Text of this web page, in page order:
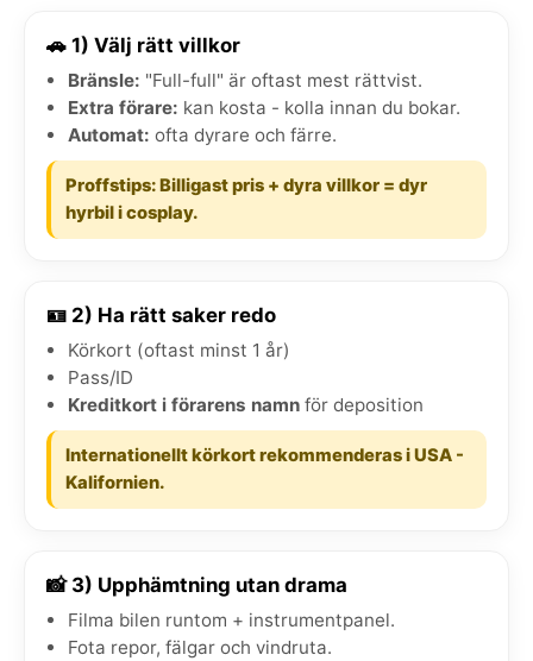
🚗 1) Välj rätt villkor
Bränsle: "Full-full" är oftast mest rättvist.
Extra förare: kan kosta - kolla innan du bokar.
Automat: ofta dyrare och färre.
Proffstips: Billigast pris + dyra villkor = dyr
hyrbil i cosplay.
🪪 2) Ha rätt saker redo
Körkort (oftast minst 1 år)
Pass/ID
Kreditkort i förarens namn för deposition
Internationellt körkort rekommenderas i USA -
Kalifornien.
📸 3) Upphämtning utan drama
Filma bilen runtom + instrumentpanel.
Fota repor, fälgar och vindruta.